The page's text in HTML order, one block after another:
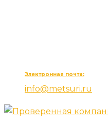
Электронная почта:
info@metsuri.ru